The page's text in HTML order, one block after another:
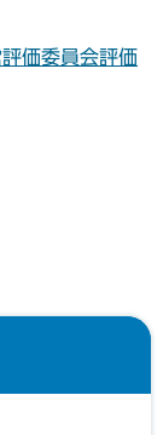
価委員会評価